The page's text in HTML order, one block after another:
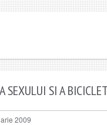
SEXULUI SI A
2009